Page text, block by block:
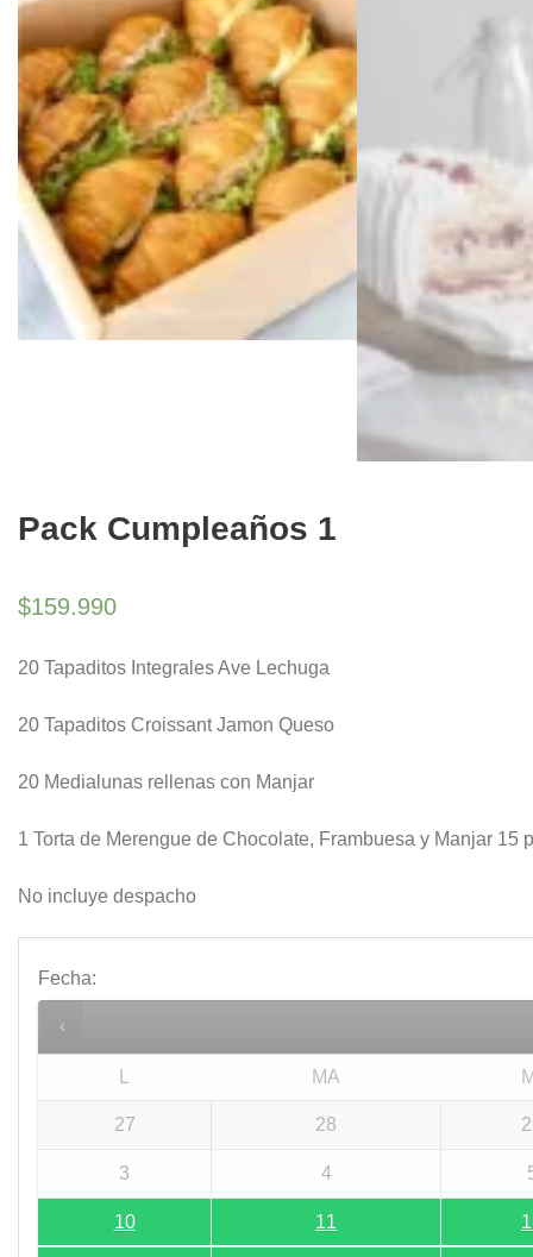
Pack Cumpleaños 1
$159.990
20 Tapaditos Integrales Ave Lechuga
20 Tapaditos Croissant Jamon Queso
20 Medialunas rellenas con Manjar
1 Torta de Merengue de Chocolate, Frambuesa y Manjar 15
No incluye despacho
Fecha:
MA
27 28
3 4
10 11